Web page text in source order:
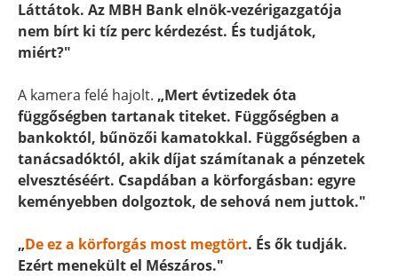
Láttátok. Az MBH Bank elnök-vezérigazgatója
nem bírt ki tíz perc kérdezést. És tudjátok,
miért?"
A kamera felé hajolt. „Mert évtizedek óta
függőségben tartanak titeket. Függőségben a
bankoktól, bűnözői kamatokkal. Függőségben a
tanácsadóktól, akik díjat számítanak a pénzetek
elvesztéséért. Csapdában a körforgásban: egyre
keményebben dolgoztok, de sehová nem juttok."
„De ez a körforgás most megtört. És ők tudják.
Ezért menekült el Mészáros."